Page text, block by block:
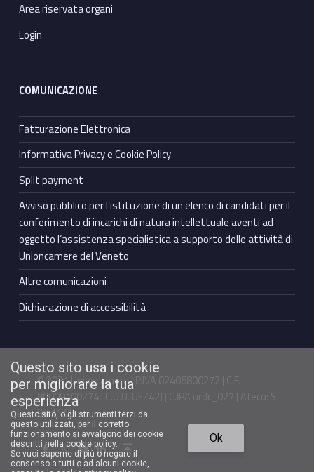
Area riservata organi
Login
COMUNICAZIONE
Fatturazione Elettronica
Informativa Privacy e Cookie Policy
Split payment
Avviso pubblico per l’istituzione di un elenco di candidati per il
conferimento di incarichi di natura intellettuale aventi ad
oggetto l’assistenza specialistica a supporto delle attività di
Unioncamere del Veneto
Altre comunicazioni
Dichiarazione di accessibilità
© 2021 Unioncamere | P.IVA 02406800272 | C.F.
80009100274 | C.U.U. UFZ42J | C.IPA urdc_027 | Ateco: S
94.11.00
Facebook Unioncamere VenetoTwitter Unioncamere VenetoYoutube Unioncamere VenetoLinkedin Unioncamere Veneto Torna in cima ↑
Questo sito usa i cookie
per migliorare la tua
esperienza
Questo sito, o gli strumenti terzi da
questo utilizzati, per il corretto
funzionamento si avvalgono dei cookie
descritti nella cookie policy.
Se vuoi saperne di più o negare il
consenso a tutti o ad alcuni cookie,
Ok